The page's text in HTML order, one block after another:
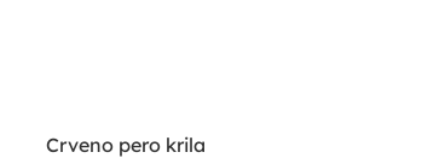
Crveno pero krila